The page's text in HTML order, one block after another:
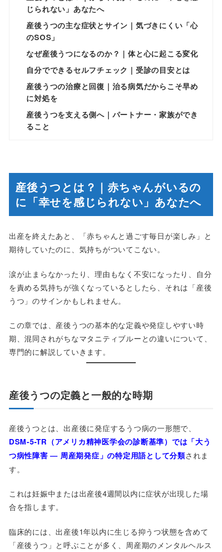
じられない」あなたへ
産後うつの主な症状とサイン｜気づきにくい「心
のSOS」
なぜ産後うつになるのか？｜体と心に起こる変化
自分でできるセルフチェック｜受診の目安とは
産後うつの治療と回復｜治る病気だからこそ早め
に対処を
産後うつを支える側へ｜パートナー・家族ができ
ること
産後うつとは？｜赤ちゃんがいるの
に「幸せを感じられない」あなたへ
出産を終えたあと、「赤ちゃんと過ごす毎日が楽しみ」と
期待していたのに、気持ちがついてこない。
涙が止まらなかったり、理由もなく不安になったり、自分
を責める気持ちが強くなっているとしたら、それは「産後
うつ」のサインかもしれません。
この章では、産後うつの基本的な定義や発症しやすい時
期、混同されがちなマタニティブルーとの違いについて、
専門的に解説していきます。
産後うつの定義と一般的な時期
産後うつとは、出産後に発症するうつ病の一形態で、
DSM-5-TR（アメリカ精神医学会の診断基準）では「大う
つ病性障害 ― 周産期発症」の特定用語として分類されま
す。
これは妊娠中または出産後4週間以内に症状が出現した場
合を指します。
臨床的には、出産後1年以内に生じる抑うつ状態を含めて
「産後うつ」と呼ぶことが多く、周産期のメンタルヘルス